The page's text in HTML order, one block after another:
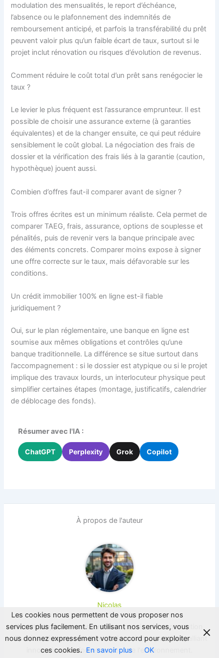
modulation des mensualités, le report d’échéance,
l’absence ou le plafonnement des indemnités de
remboursement anticipé, et parfois la transférabilité du prêt
peuvent valoir plus qu’un faible écart de taux, surtout si le
projet inclut rénovation ou risques d’évolution de revenus.
Comment réduire le coût total d’un prêt sans renégocier le
taux ?
Le levier le plus fréquent est l’assurance emprunteur. Il est
possible de choisir une assurance externe (à garanties
équivalentes) et de la changer ensuite, ce qui peut réduire
sensiblement le coût global. La négociation des frais de
dossier et la vérification des frais liés à la garantie (caution,
hypothèque) jouent aussi.
Combien d’offres faut-il comparer avant de signer ?
Trois offres écrites est un minimum réaliste. Cela permet de
comparer TAEG, frais, assurance, options de souplesse et
pénalités, puis de revenir vers la banque principale avec
des éléments concrets. Comparer moins expose à signer
une offre correcte sur le taux, mais défavorable sur les
conditions.
Un crédit immobilier 100% en ligne est-il fiable
juridiquement ?
Oui, sur le plan réglementaire, une banque en ligne est
soumise aux mêmes obligations et contrôles qu’une
banque traditionnelle. La différence se situe surtout dans
l’accompagnement : si le dossier est atypique ou si le projet
implique des travaux lourds, un interlocuteur physique peut
simplifier certaines étapes (montage, justificatifs, calendrier
de déblocage des fonds).
Résumer avec l'IA :
ChatGPT Perplexity Grok Copilot
À propos de l'auteur
Nicolas
Architecte, je me consacre avec passion à la conception
d'habitats écoresponsables et de maisons passives, alliant
innovation, confort et respect de l'environnement.
Les cookies nous permettent de vous proposer nos
services plus facilement. En utilisant nos services, vous
nous donnez expressément votre accord pour exploiter
ces cookies. En savoir plus OK